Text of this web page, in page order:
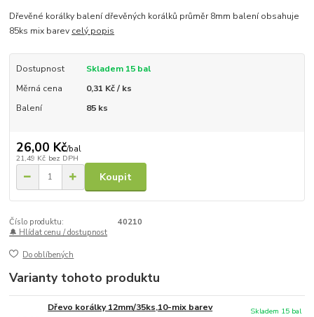
Dřevěné korálky balení dřevěných korálků průměr 8mm balení obsahuje
85ks mix barev celý popis
Dostupnost
Skladem 15 bal
Měrná cena
0,31 Kč / ks
Balení
85 ks
26,00 Kč/bal
21,49 Kč bez DPH
Koupit
Číslo produktu:
40210
🔔 Hlídat cenu / dostupnost
Do oblíbených
Varianty tohoto produktu
Dřevo korálky 12mm/35ks,10-mix barev Skladem 15 bal